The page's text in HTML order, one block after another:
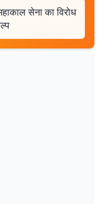
सेना का विरोध